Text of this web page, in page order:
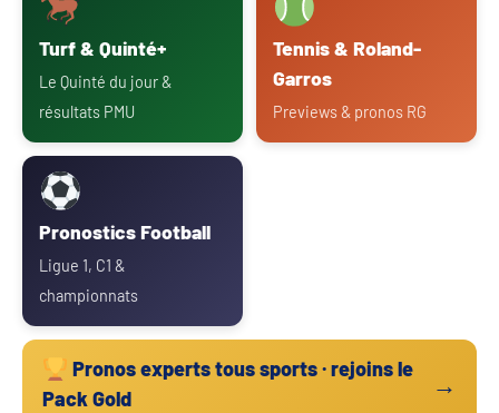
Turf & Quinté+
Le Quinté du jour &
résultats PMU
Tennis & Roland-
Garros
Previews & pronos RG
Pronostics Football
Ligue 1, C1 &
championnats
Pronos experts tous sports · rejoins le
Pack Gold
→